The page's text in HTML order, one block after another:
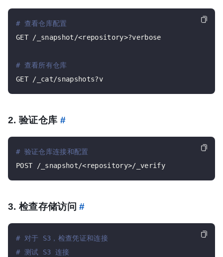
# 查看仓库配置
GET /_snapshot/<repository>?verbose
# 查看所有仓库
GET /_cat/snapshots?v
2. 验证仓库 #
# 验证仓库连接和配置
POST /_snapshot/<repository>/_verify
3. 检查存储访问#
# 对于 S3，检查凭证和连接
# 测试 S3 连接